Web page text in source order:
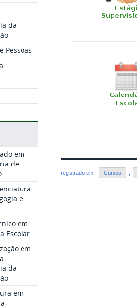
da
Pessoas
em
de
e
em
Escolar
em
da
em
registrado em: Cursos